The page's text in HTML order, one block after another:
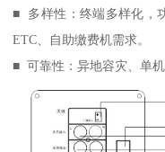
■ 多样性：终端多样化，
ETC、自助缴费机需求。
■ 可靠性：异地容灾、单